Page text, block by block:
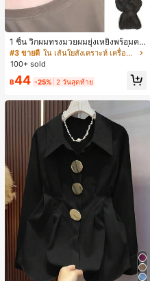
1 ชิ้น วิกผมทรงมวยผมยุ่งเหยิงพร้อมคลิ
ปหนีบผม, คลิปหนีบผมสังเคราะห์ที่ได้รั
บการอัปเกรดแฟชั่น, วิกผมเส้นใยทนคว
ช้งานง่ายโดยไม่ต้องใช้เครื่องมือ, เหมา
สมบูรณ์แบบสำหรับผู้หญิง คลิปหนีบผม
คลิปหนีบผมสบายๆ แฟชั่นผม คลิปหนีบ
ผมหรูหรา ฤดูร้อน ชายหาด วันหยุด
#3 ขายดี
ใน เส้นใยสังเคราะห์ เครื่องประดับผมผู้หญิง
100+ sold
฿44 -25% 2 วันสุดท้าย